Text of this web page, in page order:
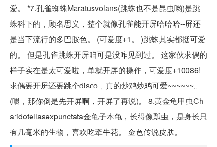
爱。 *7.孔雀蜘蛛Maratusvolans(跳蛛也不是昆虫哟)是跳
蛛科下的，顾名思义，整个就像孔雀能开屏哈哈哈--屏还
是当下流行的多巴胺色。 (可爱度+1。 )跳蛛其实都挺可爱
的。 但是孔雀跳蛛开屏咱可是没咋见到过。 这家伙求偶的
样子实在是太可爱啦，单就开屏的操作，可爱度+10086!
求偶要开屏还要跳个disco，真的炒鸡炒鸡可爱~~~~~~。
(喂，那你倒是先开屏啊，开屏了再说)。 8.黄金龟甲虫Ch
aridotellasexpunctata金龟子本龟，长得像瓢虫，是身长只
有几毫米的生物，喜欢吃牵牛花。 金色传说皮肤。